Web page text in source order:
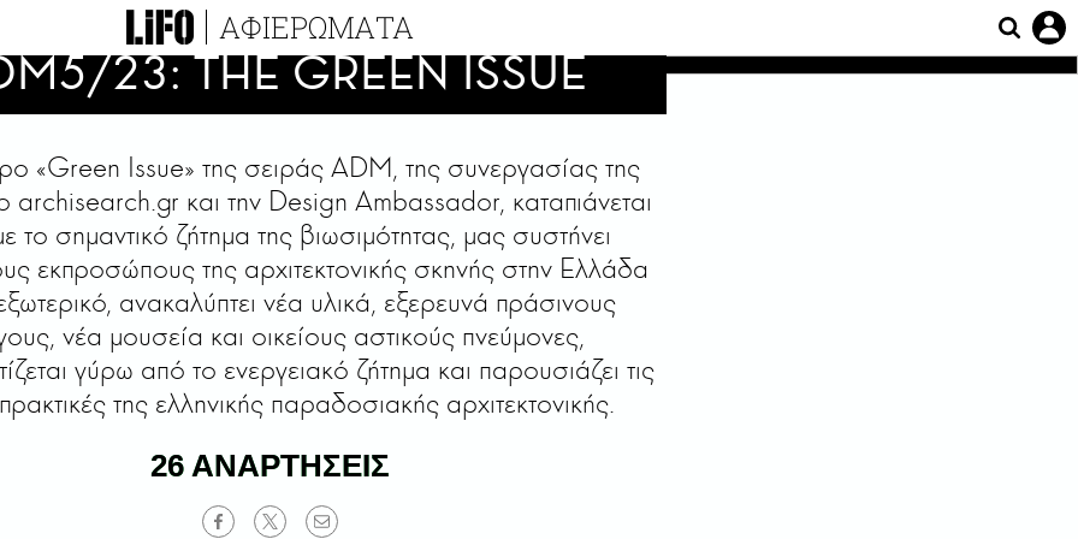
ΑΦΙΕΡΩΜΑΤΑ
23: THE GREEN ISSUE
«Green Issue» της σειράς ADM, της συνεργασίας της
archisearch.gr και την Design Ambassador, καταπιάνεται
το σημαντικό ζήτημα της βιωσιμότητας, μας συστήνει
εκπροσώπους της αρχιτεκτονικής σκηνής στην Ελλάδα
ανακαλύπτει νέα υλικά, εξερευνά πράσινους
νέα μουσεία και οικείους αστικούς πνεύμονες,
γύρω από το ενεργειακό ζήτημα και παρουσιάζει τις
της ελληνικής παραδοσιακής αρχιτεκτονικής.
26 ΑΝΑΡΤΗΣΕΙΣ